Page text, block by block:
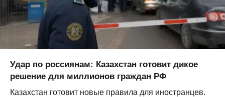
Удар по россиянам: Казахстан готовит дикое
решение для миллионов граждан РФ
Казахстан готовит новые правила для иностранцев.